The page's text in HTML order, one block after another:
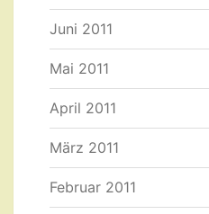
Juni 2011
Mai 2011
April 2011
März 2011
Februar 2011